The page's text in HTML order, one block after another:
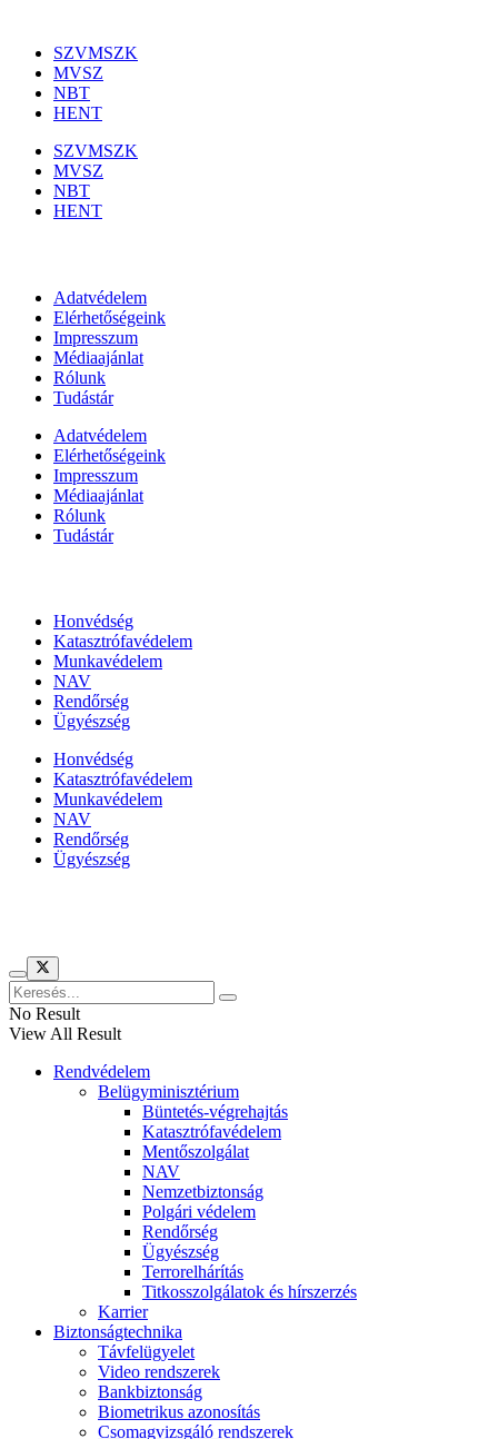
SZVMSZK
MVSZ
NBT
HENT
SZVMSZK
MVSZ
NBT
HENT
Adatvédelem
Elérhetőségeink
Impresszum
Médiaajánlat
Rólunk
Tudástár
Adatvédelem
Elérhetőségeink
Impresszum
Médiaajánlat
Rólunk
Tudástár
Honvédség
Katasztrófavédelem
Munkavédelem
NAV
Rendőrség
Ügyészség
Honvédség
Katasztrófavédelem
Munkavédelem
NAV
Rendőrség
Ügyészség
No Result
View All Result
Rendvédelem
Belügyminisztérium
Büntetés-végrehajtás
Katasztrófavédelem
Mentőszolgálat
NAV
Nemzetbiztonság
Polgári védelem
Rendőrség
Ügyészség
Terrorelhárítás
Titkosszolgálatok és hírszerzés
Karrier
Biztonságtechnika
Távfelügyelet
Video rendszerek
Bankbiztonság
Biometrikus azonosítás
Csomagvizsgáló rendszerek